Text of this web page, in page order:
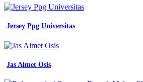
Jersey Ppg Universitas
Jas Almet Osis